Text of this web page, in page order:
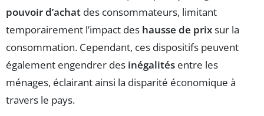
pouvoir d’achat des consommateurs, limitant
temporairement l’impact des hausse de prixsur la
consommation. Cependant, ces dispositifs peuvent
également engendrer des inégalités entre les
ménages, éclairant ainsi la disparité économique à
travers le pays.